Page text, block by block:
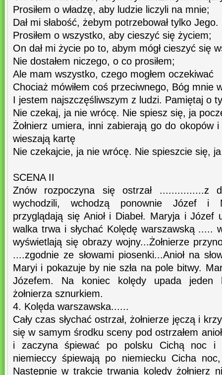
Prosiłem o władzę, aby ludzie liczyli na mnie;
Dał mi słabość, żebym potrzebował tylko Jego.
Prosiłem o wszystko, aby cieszyć się życiem;
On dał mi życie po to, abym mógł cieszyć się
Nie dostałem niczego, o co prosiłem;
Ale mam wszystko, czego mogłem oczekiwać
Chociaż mówiłem coś przeciwnego, Bóg mnie
I jestem najszczęśliwszym z ludzi. Pamiętaj o
Nie czekaj, ja nie wrócę. Nie spiesz się, ja
Żołnierz umiera, inni zabierają go do okopów
wieszają kartę
Nie czekajcie, ja nie wrócę. Nie spieszcie się,
SCENA II
Znów rozpoczyna się ostrzał ...............z
wychodzili, wchodzą ponownie Józef i
przyglądają się Anioł i Diabeł. Maryja i
walka trwa i słychać Kolędę warszawską .....
wyświetlają się obrazy wojny...Żołnierze
....zgodnie ze słowami piosenki...Anioł na
Maryi i pokazuje by nie szła na pole bitwy.
Józefem. Na koniec kolędy upada jeden
żołnierza sznurkiem.
4. Kolęda warszawska......
Cały czas słychać ostrzał, żołnierze jęczą i
się w samym środku sceny pod ostrzałem
i zaczyna śpiewać po polsku Cichą noc i
niemieccy śpiewają po niemiecku Cicha
Następnie w trakcie trwania kolędy żołnierz